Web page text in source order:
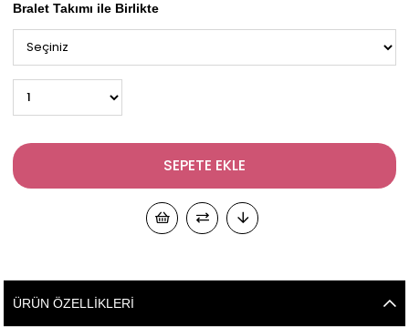
Bralet Takımı ile Birlikte
ÜRÜN ÖZELLIKLERI